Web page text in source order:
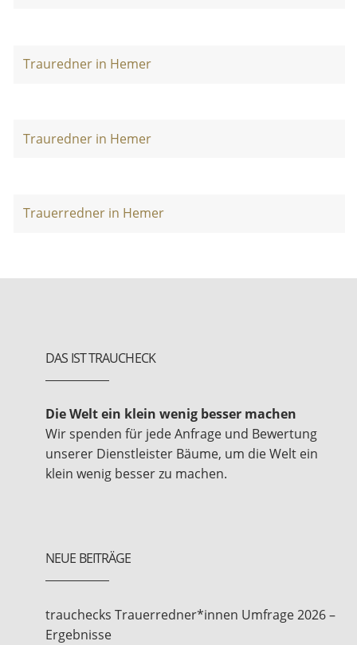
Trauredner in Hemer
Trauredner in Hemer
Trauerredner in Hemer
DAS IST TRAUCHECK
Die Welt ein klein wenig besser machen
Wir spenden für jede Anfrage und Bewertung
unserer Dienstleister Bäume, um die Welt ein
klein wenig besser zu machen.
NEUE BEITRÄGE
trauchecks Trauerredner*innen Umfrage 2026 –
Ergebnisse